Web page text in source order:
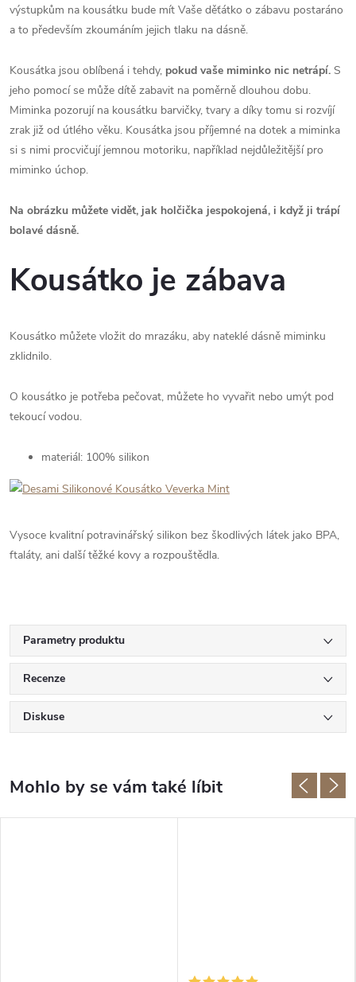
výstupkům na kousátku bude mít Vaše děťátko o zábavu postaráno
a to především zkoumáním jejich tlaku na dásně.
Kousátka jsou oblíbená i tehdy, pokud vaše miminko nic netrápí. S
jeho pomocí se může dítě zabavit na poměrně dlouhou dobu.
Miminka pozorují na kousátku barvičky, tvary a díky tomu si rozvíjí
zrak již od útlého věku. Kousátka jsou příjemné na dotek a miminka
si s nimi procvičují jemnou motoriku, například nejdůležitější pro
miminko úchop.
Na obrázku můžete vidět, jak holčička jespokojená, i když ji trápí
bolavé dásně.
Kousátko je zábava
Kousátko můžete vložit do mrazáku, aby nateklé dásně miminku
zklidnilo.
O kousátko je potřeba pečovat, můžete ho vyvařit nebo umýt pod
tekoucí vodou.
materiál: 100% silikon
Vysoce kvalitní potravinářský silikon bez škodlivých látek jako BPA,
ftaláty, ani další těžké kovy a rozpouštědla.
Parametry produktu
Recenze
Diskuse